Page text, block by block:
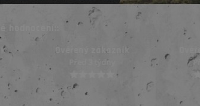
hodnocení::
Ověřený zákazník
Před 3 týdny